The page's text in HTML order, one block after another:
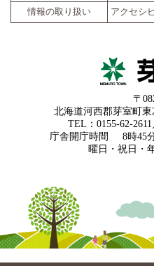
情報の取り扱い
アクセシ
〒
北海道河西郡芽室町
TEL：0155-62-
庁舎開庁時間
8時45
曜日・祝日・